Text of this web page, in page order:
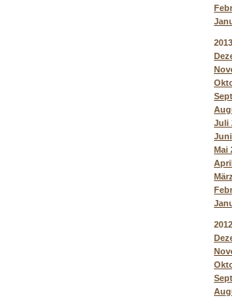
2013
Juli
Mai
2012